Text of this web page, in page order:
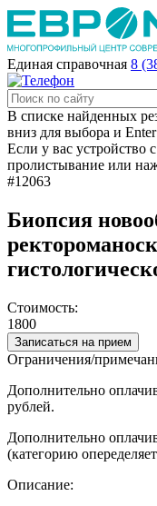
Единая справочная 8
В списке найденных
вниз для выбора и
Если у вас устройство
пролистывание или
#12063
Биопсия
Стоимость:
1800
Записаться на прием
Ограничения/
Дополнительно
рублей.
Дополнительно
(категорию
Описание: